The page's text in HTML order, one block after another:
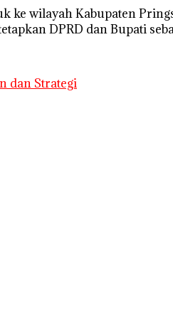
wilayah Kabupaten
DPRD dan Bupati
dan Strategi